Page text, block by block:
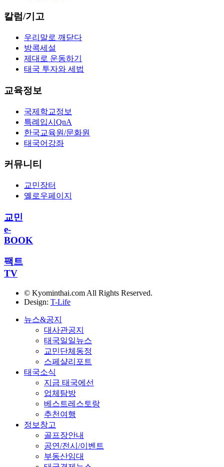
칼럼/기고
우리말로 깨닫다
방콕세설
제대로 운동하기
태국 투자와 세법
교육정보
국제학교정보
특례입시QnA
한국교육원/문화원
태국어강좌
커뮤니티
교민장터
옐로우페이지
교민
e-
BOOK
팩트
TV
© Kyominthai.com All Rights Reserved.
Design: T-Life
뉴스&공지
대사관공지
태국일일뉴스
교민단체동정
스페샬리포트
태국소식
지금 태국에선
업체탐방
베스트레스토랑
추천여행
정보창고
골프장안내
공연/전시/이벤트
부동산임대